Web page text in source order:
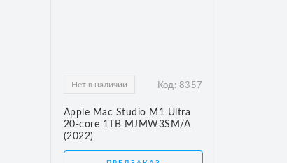
Нет в наличии Код: 8357
Apple Mac Studio M1 Ultra
20-core 1TB MJMW3SM/A
(2022)